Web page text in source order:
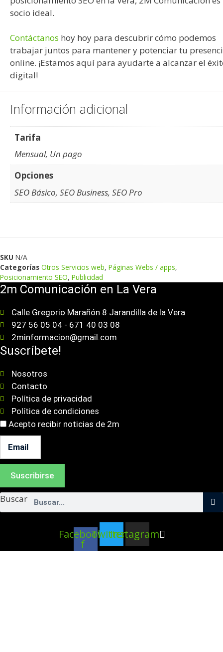
socio ideal.
Contáctanos hoy hoy para descubrir cómo podemos
trabajar juntos para mantener y potenciar tu
online. ¡Estamos aquí para ayudarte a alcanzar el
digital!
Información adicional
Tarifa
Mensual, Un pago
Opciones
SEO Básico, SEO Business, SEO Pro
SKU N/A
Categorías Otros Servicios web, Páginas Webs / apps,
Posicionamiento SEO, Publicidad
2m Comunicación en La Vera
Calle Gregorio Marañón 8 Jarandilla de la Vera
927 56 05 04 - 671 40 03 08
2minformacion@gmail.com
Suscríbete!
Nosotros
Contacto
Política de privacidad
Política de condiciones
Acepto recibir noticias de 2m
Suscribirse
Buscar
Facebook-
f
TwitterInstagram